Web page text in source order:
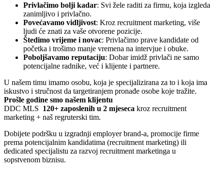
Privlačimo bolji kadar: Svi žele raditi za firmu, koja izgleda
zanimljivo i privlačno.
Povećavamo vidljivost: Kroz recruitment marketing, više
ljudi će znati za vaše otvorene pozicije.
Štedimo vrijeme i novac: Privlačimo prave kandidate od
početka i trošimo manje vremena na intervjue i obuke.
Poboljšavamo reputaciju: Dobar imidž privlači ne samo
potencijalne radnike, već i klijente i partnere.
U našem timu imamo osobu, koja je specijalizirana za to i koja ima
iskustvo i stručnost da targetiranjem pronađe osobe koje tražite.
Prošle godine smo našem klijentu
DDC MLS 120+ zaposlenih u 2 mjeseca kroz recruitment
marketing + naš regruterski tim.
Dobijete podršku u izgradnji employer brand-a, promocije firme
prema potencijalnim kandidatima (recruitment marketing) ili
dedicated specijalistu za razvoj recruitment marketinga u
sopstvenom biznisu.